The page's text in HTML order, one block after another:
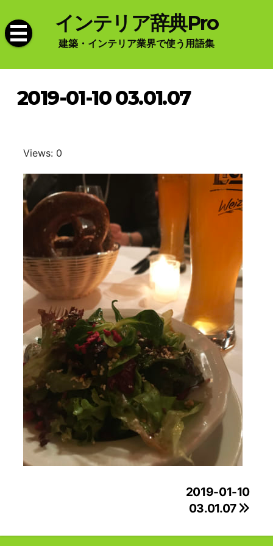
to
content
インテリア辞典Pro
建築・インテリア業界で使う用語集
2019-01-10 03.01.07
Views: 0
2019-01-10
03.01.07